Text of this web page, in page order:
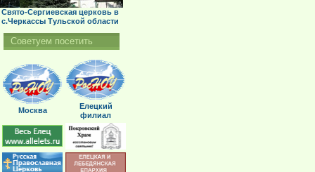
Свято-Сергиевская церковь в
с.Черкассы Тульской области
Советуем посетить
Москва
Елецкий
филиал